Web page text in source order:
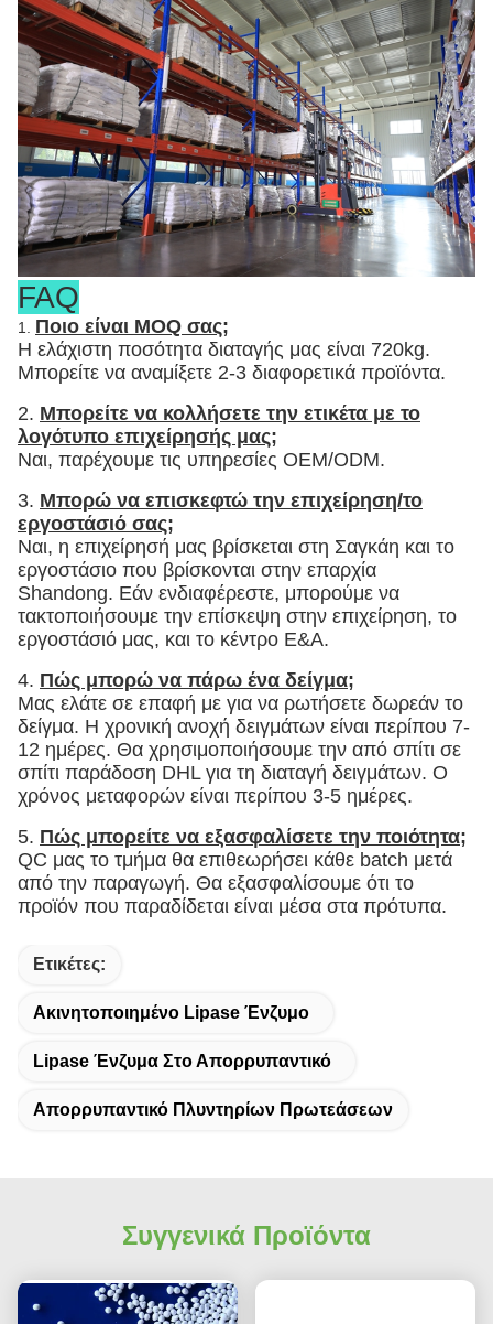
FAQ
1. Ποιο είναι MOQ σας;
Η ελάχιστη ποσότητα διαταγής μας είναι 720kg.
Μπορείτε να αναμίξετε 2-3 διαφορετικά προϊόντα.
2. Μπορείτε να κολλήσετε την ετικέτα με το
λογότυπο επιχείρησής μας;
Ναι, παρέχουμε τις υπηρεσίες OEM/ODM.
3. Μπορώ να επισκεφτώ την επιχείρηση/το
εργοστάσιό σας;
Ναι, η επιχείρησή μας βρίσκεται στη Σαγκάη και το
εργοστάσιο που βρίσκονται στην επαρχία
Shandong. Εάν ενδιαφέρεστε, μπορούμε να
τακτοποιήσουμε την επίσκεψη στην επιχείρηση, το
εργοστάσιό μας, και το κέντρο Ε&Α.
4. Πώς μπορώ να πάρω ένα δείγμα;
Μας ελάτε σε επαφή με για να ρωτήσετε δωρεάν το
δείγμα. Η χρονική ανοχή δειγμάτων είναι περίπου 7-
12 ημέρες. Θα χρησιμοποιήσουμε την από σπίτι σε
σπίτι παράδοση DHL για τη διαταγή δειγμάτων. Ο
χρόνος μεταφορών είναι περίπου 3-5 ημέρες.
5. Πώς μπορείτε να εξασφαλίσετε την ποιότητα;
QC μας το τμήμα θα επιθεωρήσει κάθε batch μετά
από την παραγωγή. Θα εξασφαλίσουμε ότι το
προϊόν που παραδίδεται είναι μέσα στα πρότυπα.
Ετικέτες:
Ακινητοποιημένο Lipase Ένζυμο
Lipase Ένζυμα Στο Απορρυπαντικό
Απορρυπαντικό Πλυντηρίων Πρωτεάσεων
Συγγενικά Προϊόντα